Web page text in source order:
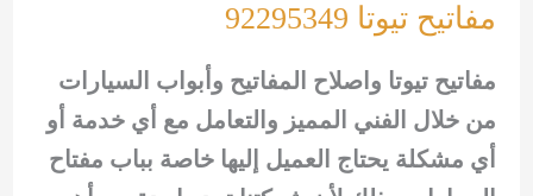
مفاتيح تيوتا 92295349
مفاتيح تيوتا واصلاح المفاتيح وأبواب السيارات
من خلال الفني المميز والتعامل مع أي خدمة أو
أي مشكلة يحتاج العميل إليها خاصة بباب مفتاح